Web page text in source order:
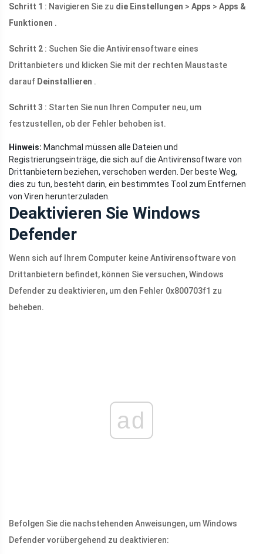
Schritt 1 : Navigieren Sie zu die Einstellungen > Apps > Apps &
Funktionen .
Schritt 2 : Suchen Sie die Antivirensoftware eines
Drittanbieters und klicken Sie mit der rechten Maustaste
darauf Deinstallieren .
Schritt 3 : Starten Sie nun Ihren Computer neu, um
festzustellen, ob der Fehler behoben ist.
Hinweis: Manchmal müssen alle Dateien und
Registrierungseinträge, die sich auf die Antivirensoftware von
Drittanbietern beziehen, verschoben werden. Der beste Weg,
dies zu tun, besteht darin, ein bestimmtes Tool zum Entfernen
von Viren herunterzuladen.
Deaktivieren Sie Windows
Defender
Wenn sich auf Ihrem Computer keine Antivirensoftware von
Drittanbietern befindet, können Sie versuchen, Windows
Defender zu deaktivieren, um den Fehler 0x800703f1 zu
beheben.
ad
Befolgen Sie die nachstehenden Anweisungen, um Windows
Defender vorübergehend zu deaktivieren: